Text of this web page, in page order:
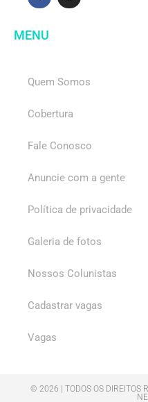
MENU
Quem Somos
Cobertura
Fale Conosco
Anuncie com a gente
Política de privacidade
Galeria de fotos
Nossos Colunistas
Cadastrar vagas
Vagas
© 2026 | TODOS OS DIREITOS